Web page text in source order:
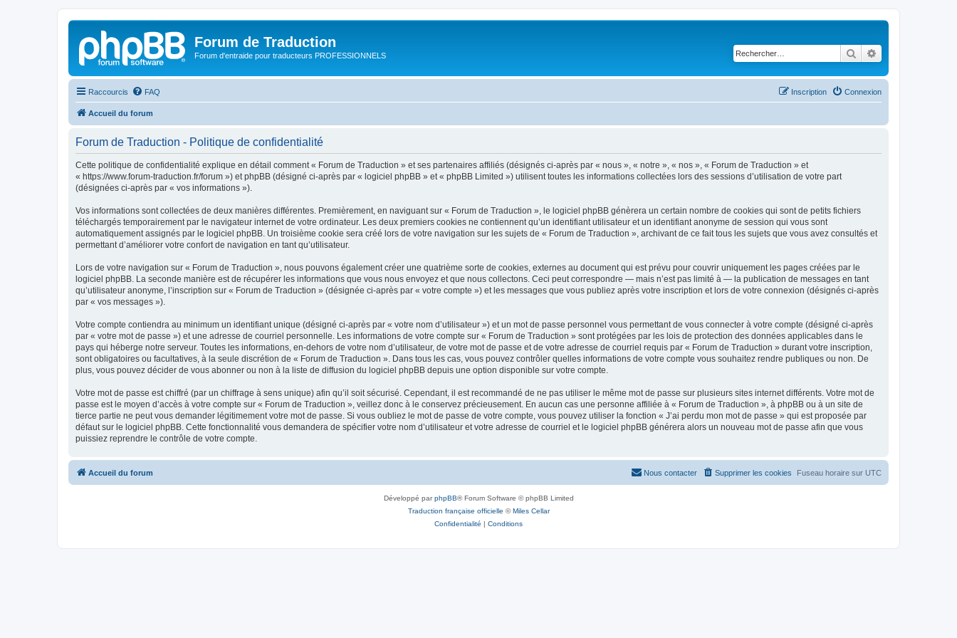
Forum de Traduction
Forum d'entraide pour traducteurs PROFESSIONNELS Rechercher
Raccourcis FAQ Connexion
Inscription
Accueil du forum
Forum de Traduction - Politique de confidentialité
Cette politique de confidentialité explique en détail comment « Forum de Traduction » et ses partenaires affiliés (désignés ci-après par « nous », « notre », « nos », « Forum de Traduction » et
« https://www.forum-traduction.fr/forum ») et phpBB (désigné ci-après par « logiciel phpBB » et « phpBB Limited ») utilisent toutes les informations collectées lors des sessions d’utilisation de votre part
(désignées ci-après par « vos informations »).
Vos informations sont collectées de deux manières différentes. Premièrement, en naviguant sur « Forum de Traduction », le logiciel phpBB génèrera un certain nombre de cookies qui sont de petits fichiers
téléchargés temporairement par le navigateur internet de votre ordinateur. Les deux premiers cookies ne contiennent qu’un identifiant utilisateur et un identifiant anonyme de session qui vous sont
automatiquement assignés par le logiciel phpBB. Un troisième cookie sera créé lors de votre navigation sur les sujets de « Forum de Traduction », archivant de ce fait tous les sujets que vous avez consultés et
permettant d’améliorer votre confort de navigation en tant qu’utilisateur.
Lors de votre navigation sur « Forum de Traduction », nous pouvons également créer une quatrième sorte de cookies, externes au document qui est prévu pour couvrir uniquement les pages créées par le
logiciel phpBB. La seconde manière est de récupérer les informations que vous nous envoyez et que nous collectons. Ceci peut correspondre — mais n’est pas limité à — la publication de messages en tant
qu’utilisateur anonyme, l’inscription sur « Forum de Traduction » (désignée ci-après par « votre compte ») et les messages que vous publiez après votre inscription et lors de votre connexion (désignés ci-après
par « vos messages »).
Votre compte contiendra au minimum un identifiant unique (désigné ci-après par « votre nom d’utilisateur ») et un mot de passe personnel vous permettant de vous connecter à votre compte (désigné ci-après
par « votre mot de passe ») et une adresse de courriel personnelle. Les informations de votre compte sur « Forum de Traduction » sont protégées par les lois de protection des données applicables dans le
pays qui héberge notre serveur. Toutes les informations, en-dehors de votre nom d’utilisateur, de votre mot de passe et de votre adresse de courriel requis par « Forum de Traduction » durant votre inscription,
sont obligatoires ou facultatives, à la seule discrétion de « Forum de Traduction ». Dans tous les cas, vous pouvez contrôler quelles informations de votre compte vous souhaitez rendre publiques ou non. De
plus, vous pouvez décider de vous abonner ou non à la liste de diffusion du logiciel phpBB depuis une option disponible sur votre compte.
Votre mot de passe est chiffré (par un chiffrage à sens unique) afin qu’il soit sécurisé. Cependant, il est recommandé de ne pas utiliser le même mot de passe sur plusieurs sites internet différents. Votre mot de
passe est le moyen d’accès à votre compte sur « Forum de Traduction », veillez donc à le conservez précieusement. En aucun cas une personne affiliée à « Forum de Traduction », à phpBB ou à un site de
tierce partie ne peut vous demander légitimement votre mot de passe. Si vous oubliez le mot de passe de votre compte, vous pouvez utiliser la fonction « J’ai perdu mon mot de passe » qui est proposée par
défaut sur le logiciel phpBB. Cette fonctionnalité vous demandera de spécifier votre nom d’utilisateur et votre adresse de courriel et le logiciel phpBB générera alors un nouveau mot de passe afin que vous
puissiez reprendre le contrôle de votre compte.
Accueil du forum Fuseau horaire sur UTC
Supprimer les cookies
Nous contacter
Développé parphpBB® Forum Software © phpBB Limited
Traduction française officielle ©Miles Cellar
Confidentialité | Conditions